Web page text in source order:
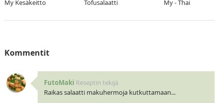
My Kesäkeitto Tofusalaatti My - Thai
Kommentit
FutoMaki Reseptin tekijä
Raikas salaatti makuhermoja kutkuttamaan...